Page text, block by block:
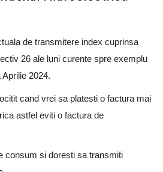
de transmitere index cuprinsa
26 ale luni curente spre exemplu
2024.
cand vrei sa platesti o factura mai
astfel eviti o factura de
consum si doresti sa transmiti